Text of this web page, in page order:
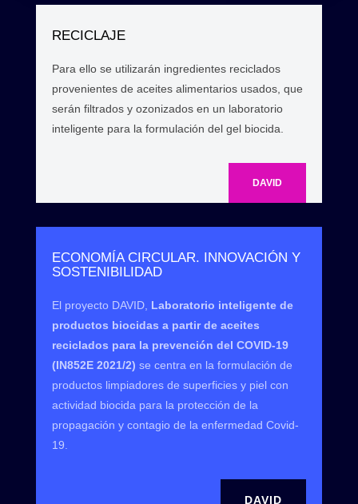
RECICLAJE
Para ello se utilizarán ingredientes reciclados
provenientes de aceites alimentarios usados, que
serán filtrados y ozonizados en un laboratorio
inteligente para la formulación del gel biocida.
DAVID
ECONOMÍA CIRCULAR. INNOVACIÓN Y
SOSTENIBILIDAD
El proyecto DAVID, Laboratorio inteligente de
productos biocidas a partir de aceites
reciclados para la prevención del COVID-19
(IN852E 2021/2) se centra en la formulación de
productos limpiadores de superficies y piel con
actividad biocida para la protección de la
propagación y contagio de la enfermedad Covid-
19.
DAVID